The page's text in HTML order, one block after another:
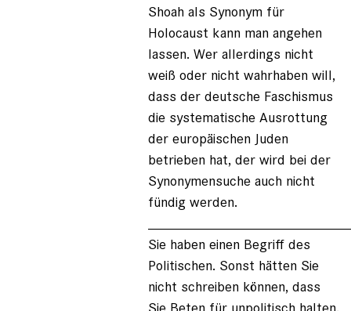
Shoah als Synonym für
Holocaust kann man angehen
lassen. Wer allerdings nicht
weiß oder nicht wahrhaben will,
dass der deutsche Faschismus
die systematische Ausrottung
der europäischen Juden
betrieben hat, der wird bei der
Synonymensuche auch nicht
fündig werden.
Sie haben einen Begriff des
Politischen. Sonst hätten Sie
nicht schreiben können, dass
Sie Beten für unpolitisch halten.